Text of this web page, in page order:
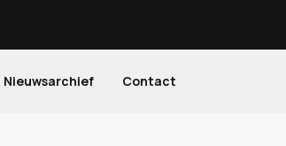
Nieuwsarchief Contact